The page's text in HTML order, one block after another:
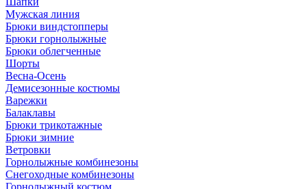
Мужская линия
Брюки виндстопперы
Брюки горнолыжные
Брюки облегченные
Шорты
Весна-Осень
Демисезонные костюмы
Варежки
Балаклавы
Брюки трикотажные
Брюки зимние
Ветровки
Горнолыжные комбинезоны
Снегоходные комбинезоны
Горнолыжный костюм